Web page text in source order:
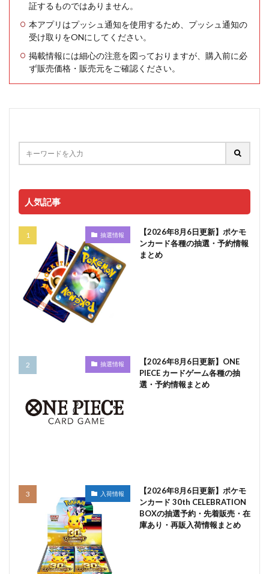
証するものではありません。
本アプリはプッシュ通知を使用するため、プッシュ通知の
受け取りをONにしてください。
掲載情報には細心の注意を図っておりますが、購入前に必
ず販売価格・販売元をご確認ください。
人気記事
抽選情報
【2026年8月6日更新】ポケモ
ンカード各種の抽選・予約情報
まとめ
抽選情報
【2026年8月6日更新】ONE
PIECE カードゲーム各種の抽
選・予約情報まとめ
入荷情報
【2026年8月6日更新】ポケモ
ンカード 30th CELEBRATION
BOXの抽選予約・先着販売・在
庫あり・再販入荷情報まとめ